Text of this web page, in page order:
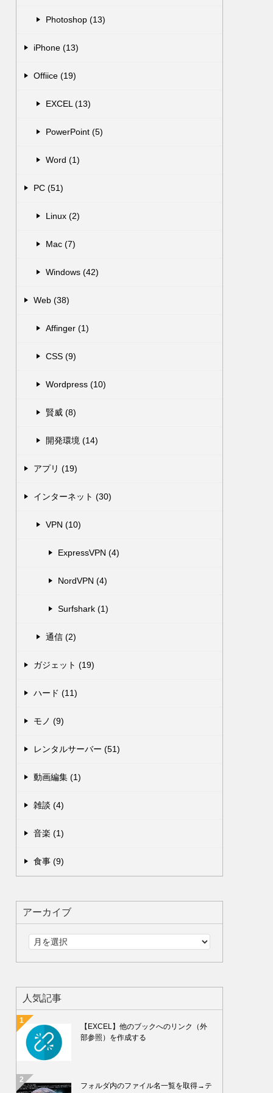
Photoshop (13)
iPhone (13)
Offiice (19)
EXCEL (13)
PowerPoint (5)
Word (1)
PC (51)
Linux (2)
Mac (7)
Windows (42)
Web (38)
Affinger (1)
CSS (9)
Wordpress (10)
賢威 (8)
開発環境 (14)
アプリ (19)
インターネット (30)
VPN (10)
ExpressVPN (4)
NordVPN (4)
Surfshark (1)
通信 (2)
ガジェット (19)
ハード (11)
モノ (9)
レンタルサーバー (51)
動画編集 (1)
雑談 (4)
音楽 (1)
食事 (9)
アーカイブ
人気記事
【EXCEL】他のブックへのリンク（外
部参照）を作成する
フォルダ内のファイル名一覧を取得→テ